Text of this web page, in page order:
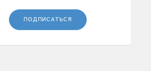
ПОДПИСАТЬСЯ